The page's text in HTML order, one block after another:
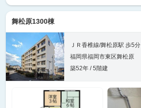
舞松原1300棟
ＪＲ香椎線/舞松原駅 歩5分
福岡県福岡市東区舞松原
築52年 / 5階建